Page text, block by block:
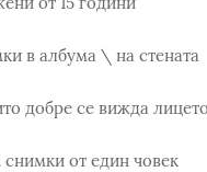
в албума \ на стената
добре се вижда
от един човек